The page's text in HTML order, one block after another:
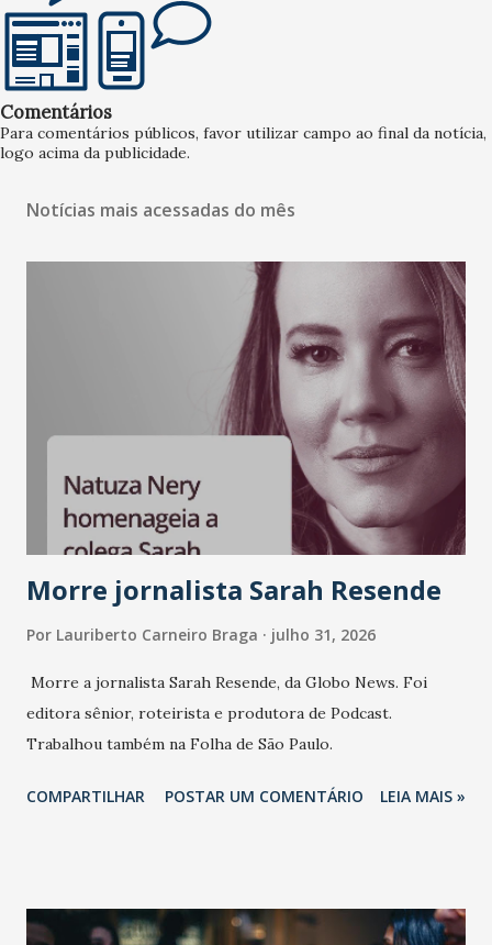
Comentários
Para comentários públicos, favor utilizar campo ao final da notícia,
logo acima da publicidade.
Notícias mais acessadas do mês
Morre jornalista Sarah Resende
Por Lauriberto Carneiro Braga julho 31, 2026
Morre a jornalista Sarah Resende, da Globo News. Foi
editora sênior, roteirista e produtora de Podcast.
Trabalhou também na Folha de São Paulo.
COMPARTILHAR POSTAR UM COMENTÁRIO LEIA MAIS »